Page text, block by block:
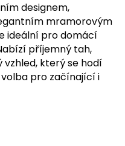
designem,
mramorovým
ideální pro domácí
příjemný tah,
který se hodí
pro začínající i